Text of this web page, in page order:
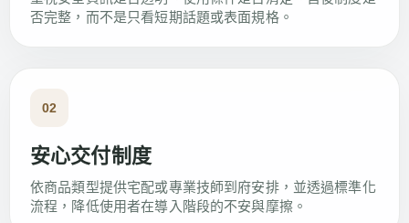
否完整，而不是只看短期話題或表面規格。
02
安心交付制度
依商品類型提供宅配或專業技師到府安排，並透過標準化
流程，降低使用者在導入階段的不安與摩擦。